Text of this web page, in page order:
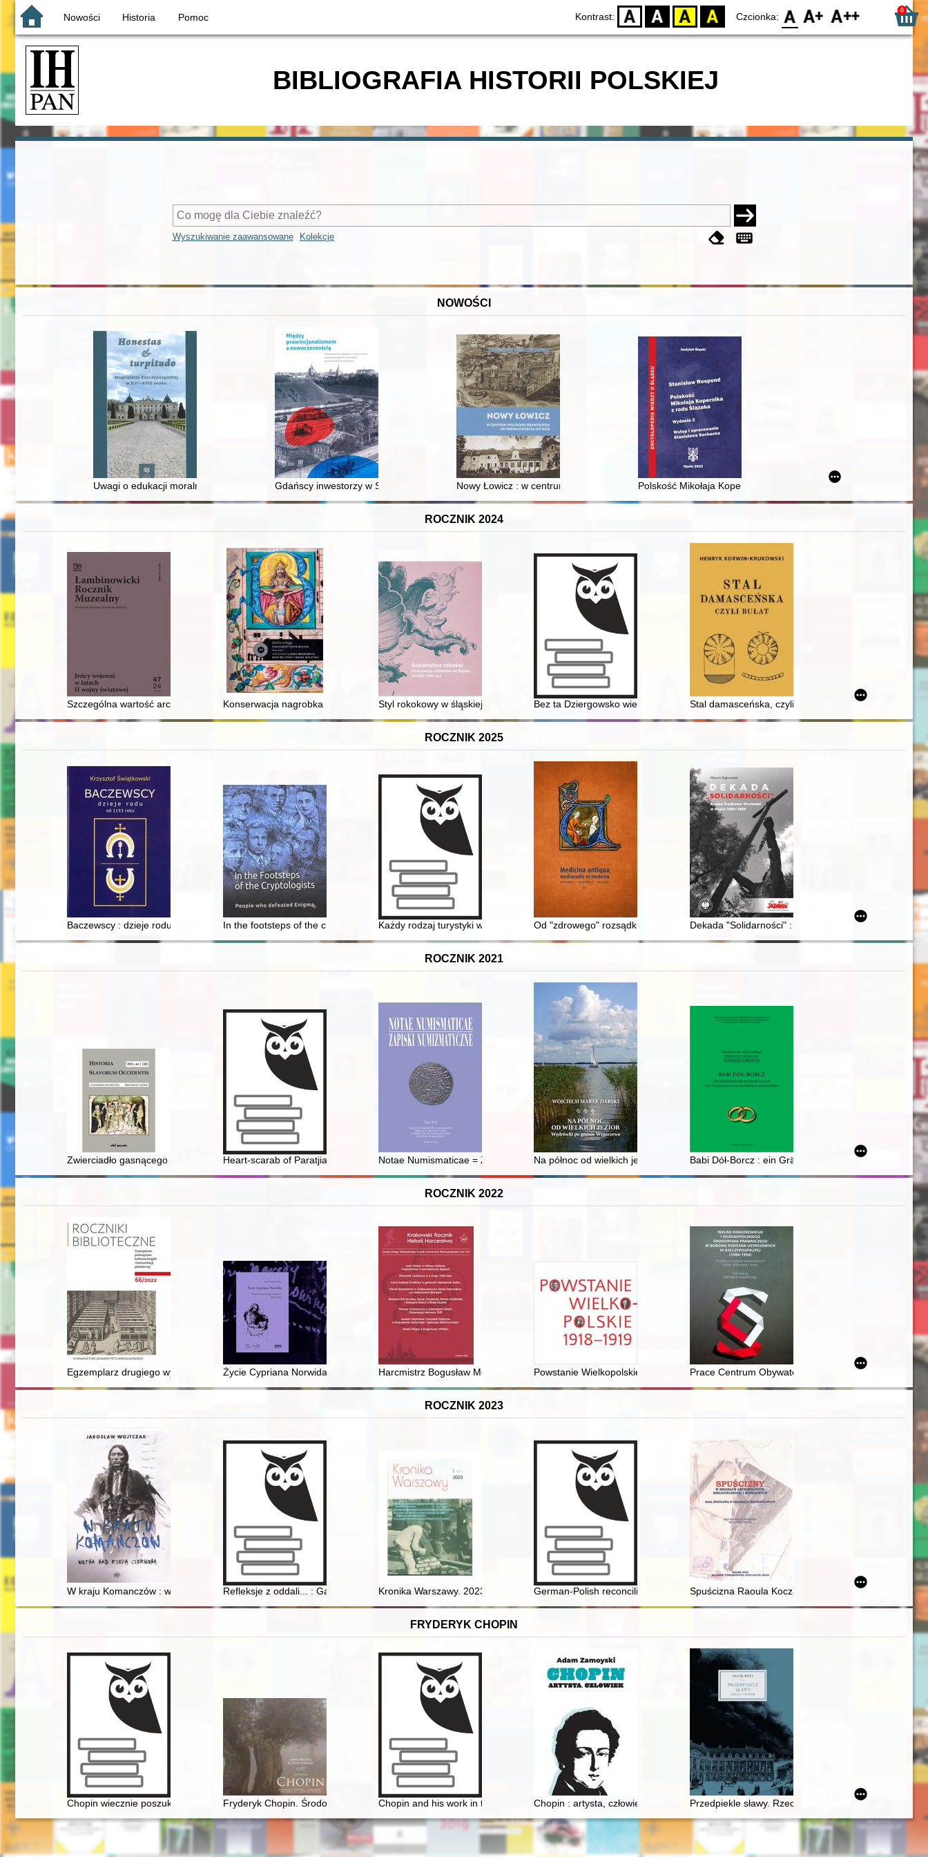
Nowości Historia Pomoc Kontrast: D BW YB BY Czcionka: F0 F1 F2 0
BIBLIOGRAFIA HISTORII POLSKIEJ
Wyszukiwanie zaawansowane Kolekcje
NOWOŚCI
Uwagi o edukacji moralnej synów szlacheckich w XVI-wiecznej RzeczypospolitejGdańscy inwestorzy w Sopocie : prestiż finansowy i towarzyski lokalnego mieszczaństwa w 2. poł. XIX w
Nowy Łowicz : w centrum poligonu drawskiego od średniowiecza do dziś
Polskość Mikołaja Kopernika z rodu Ślązaka
ROCZNIK 2024
Szczególna wartość archiwum dr. Jana Zygmunta RoblaKonserwacja nagrobka Iwona Odrowąża w prezbiterium bazyliki Świętej Trójcy Ojców Dominikanów w Krakowie
Styl rokokowy w śląskiej sztuce wydawniczejBez ta Dziergowsko wieś... : ...750 lat wydarzeń" : 750-lecie Dziergowic 1274-2024
Stal damasceńska, czyli Bułat
ROCZNIK 2025
Baczewscy : dzieje rodu od 1153 rokuIn the footsteps of the cryptologists : people who defeated EnigmaKażdy rodzaj turystyki wymaga innego ekwipunku" : organizacja wypoczynku na łonie natury w świetle porad kierowanych
Od "zdrowego" rozsądku do wiedzy medycznej : zdrowie publiczne w wiktoriańskiej Anglii
Dekada "Solidarności" : Region Środkowo-Wschodni
ROCZNIK 2021
Zwierciadło gasnącego świata - recenzja]Heart-scarab of Paratjia = Skarabeusz sercowy ParaczijaNotae Numismaticae = Zapiski Numizmatyczne. T. 16 (2021)Na północ od wielkich jezior : wędrówki po gminie WęgorzewoBabi Dół-Borcz : ein Gräberfeld der Wielbark-Kultur
ROCZNIK 2022
Egzemplarz drugiego wydania "De humani corporis fabrica" Andreasa Vesaliusa (Bazylea 1555) w zbiorach Książnicy Cieszyńskiej w Cieszynie. Cz. 2,
Życie Cypriana Norwida : pamiątka dwusetnej rocznicy urodzin Poety : 1821-2021
Harcmistrz Bogusław Molenda (1928-1995) i harcmistrz Tadeusz Rokossowski (1925-1996)
Powstanie Wielkopolskie 1918-1919 roku i jego uwarunkowania polityczne
Prace Centrum Obywatelskich Inicjatyw
ROCZNIK 2023
W kraju Komanczów : wojna nad Rzeką CzerwonąRefleksje z oddali... : Gąbino w pamięci mieszkańców
Kronika Warszawy. 2023, [nr] 1 German-Polish reconciliation and Sino-Japanese reconciliation : comparative reflections
Spuścizna Raoula Koczalskiego w Bibliotece
FRYDERYK CHOPIN
Chopin wiecznie poszukiwany. Historia Międzynarodowego Konkursu Pianistycznego im. Fryderyka Chopina w Warszawie
Fryderyk Chopin. Środowisko społeczne, osobowość, założenia twórcze
Chopin and his work in the context of culture. Vol 1-2
Chopin : artysta, człowiek Przedpiekle sławy. Rzecz o Chopinie